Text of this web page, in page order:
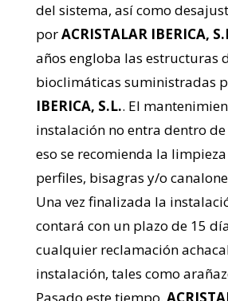
del sistema, así como
porACRISTALAR IBERICA,
años engloba las estructuras
bioclimáticas suministradas
IBERICA, S.L.. El
instalación no entra dentro
eso se recomienda la
perfiles, bisagras y/o
Una vez finalizada la
contará con un plazo de 15
cualquier reclamación
instalación, tales como